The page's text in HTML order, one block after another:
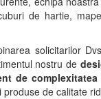
de hartie,
solicitarilor
nostru de
de
de calitate